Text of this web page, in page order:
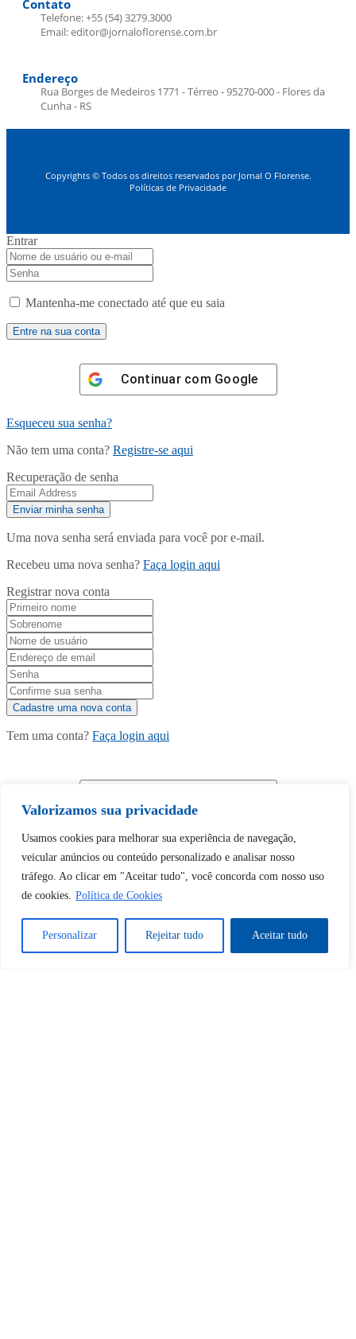
Valorizamos sua privacidade
Usamos cookies para melhorar sua experiência de navegação,
veicular anúncios ou conteúdo personalizado e analisar nosso
tráfego. Ao clicar em "Aceitar tudo", você concorda com nosso uso
de cookies. Política de Cookies
Personalizar Rejeitar tudo Aceitar tudo
Contato
Telefone: +55 (54) 3279.3000
Email: editor@jornaloflorense.com.br
Endereço
Rua Borges de Medeiros 1771 - Térreo - 95270-000 - Flores da
Cunha - RS
Copyrights © Todos os direitos reservados por Jornal O Florense.
Políticas de Privacidade
Entrar
Mantenha-me conectado até que eu saia
Continuar com Google
Esqueceu sua senha?
Não tem uma conta? Registre-se aqui
Recuperação de senha
Uma nova senha será enviada para você por e-mail.
Recebeu uma nova senha? Faça login aqui
Registrar nova conta
Tem uma conta? Faça login aqui
Tem certeza de que deseja
desbloquear esta publicação?